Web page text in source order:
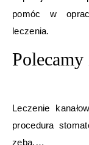
pomóc w
leczenia.
Polecamy
Leczenie
procedura
zęba,…